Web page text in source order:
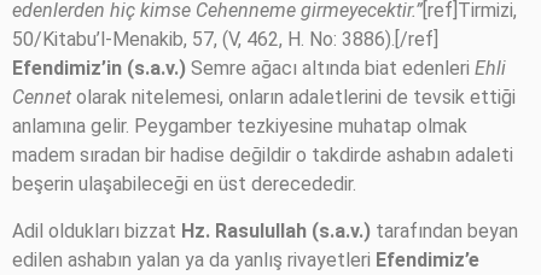
edenlerden hiç kimse Cehenneme girmeyecektir.” [ref]Tirmizi,
50/Kitabu’l-Menakib, 57, (V, 462, H. No: 3886).[/ref]
Efendimiz’in (s.a.v.) Semre ağacı altında biat edenleri Ehli
Cennet olarak nitelemesi, onların adaletlerini de tevsik ettiği
anlamına gelir. Peygamber tezkiyesine muhatap olmak
madem sıradan bir hadise değildir o takdirde ashabın adaleti
beşerin ulaşabileceği en üst derecededir.
Adil oldukları bizzat Hz. Rasulullah (s.a.v.) tarafından beyan
edilen ashabın yalan ya da yanlış rivayetleri Efendimiz’e